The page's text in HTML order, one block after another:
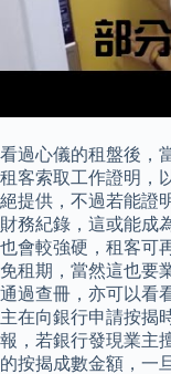
看過心儀的租盤後，
租客索取工作證明，
絕提供，不過若能證
財務紀錄，這或能成
也會較強硬，租客可
免租期，當然這也要
通過查冊，亦可以看
主在向銀行申請按揭
報，若銀行發現業主
的按揭成數金額，一